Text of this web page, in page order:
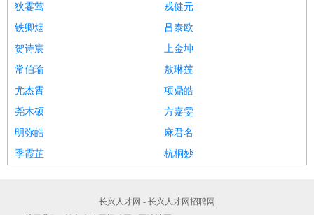
狄霎莺
戎健元
铁卿烟
吕泰欧
贺诗宸
上金坤
常伯瑜
敖琳莲
尤杰霄
项鼎皓
尧木硕
方嘉雯
明弥皓
麻君名
季霞芷
杭桐妙
长兴人才网 - 长兴人才网招聘网